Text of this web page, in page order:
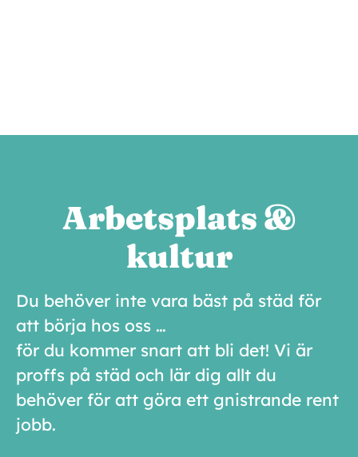
Arbetsplats &
kultur
Du behöver inte vara bäst på städ för
att börja hos oss …
för du kommer snart att bli det! Vi är
proffs på städ och lär dig allt du
behöver för att göra ett gnistrande rent
jobb.